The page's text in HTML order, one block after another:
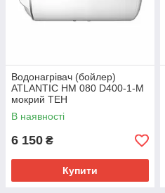
Водонагрівач (бойлер)
ATLANTIC HM 080 D400-1-M
мокрий ТЕН
В наявності
6 150 ₴
Купити